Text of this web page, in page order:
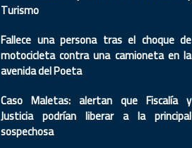
Turismo
Fallece una persona tras el choque de
motocicleta contra una camioneta en la
avenida del Poeta
Caso Maletas: alertan que Fiscalía y
Justicia podrían liberar a la principal
sospechosa